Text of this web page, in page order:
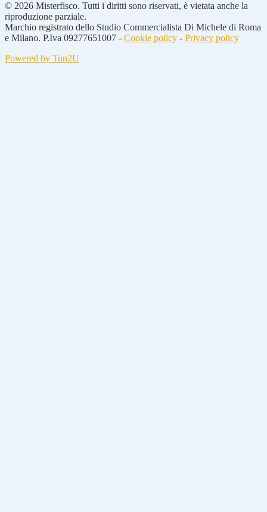
© 2026 Misterfisco. Tutti i diritti sono riservati, è vietata anche la
riproduzione parziale.
Marchio registrato dello Studio Commercialista Di Michele di Roma
e Milano. P.Iva 09277651007 - Cookie policy - Privacy policy
Powered by Tun2U